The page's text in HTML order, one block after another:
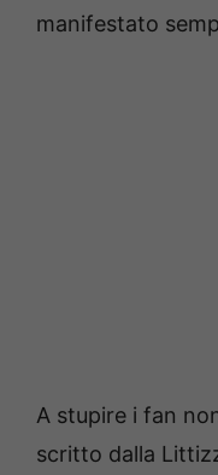
manifestato
A stupire i fan
scritto dalla